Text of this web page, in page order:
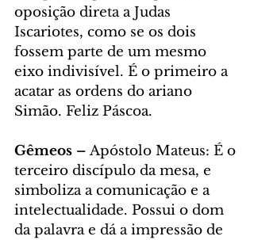
oposição direta a Judas
Iscariotes, como se os dois
fossem parte de um mesmo
eixo indivisível. É o primeiro a
acatar as ordens do ariano
Simão. Feliz Páscoa.
Gêmeos – Apóstolo Mateus: É o
terceiro discípulo da mesa, e
simboliza a comunicação e a
intelectualidade. Possui o dom
da palavra e dá a impressão de